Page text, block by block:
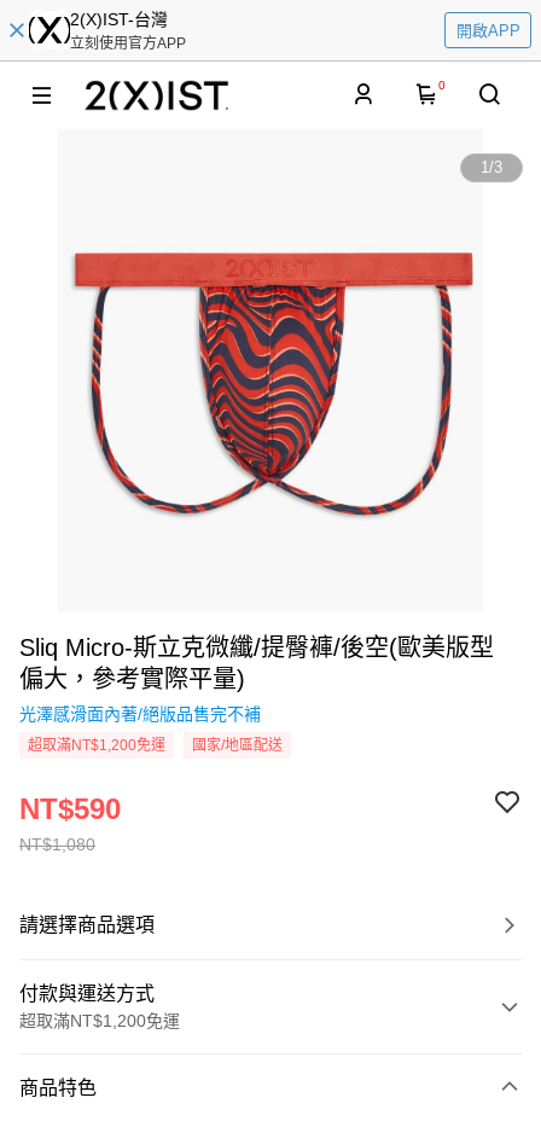
2(X)IST-台灣
立刻使用官方APP
開啟APP
0
1/3
Sliq Micro-斯立克微纖/提臀褲/後空(歐美版型
偏大，參考實際平量)
光澤感滑面內著/絕版品售完不補
超取滿NT$1,200免運 國家/地區配送
NT$1,080
NT$590
請選擇商品選項
付款與運送方式
超取滿NT$1,200免運
信用卡一次付款
商品特色